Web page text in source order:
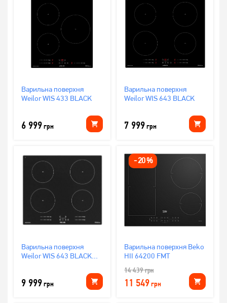
Варильна поверхня
Weilor WIS 433 BLACK
6 999грн
Варильна поверхня
Weilor WIS 643 BLACK
7 999грн
Варильна поверхня
Weilor WIS 643 BLACK
9 999грн
-20%
Варильна поверхня Beko
HII 64200 FMT
14 439грн
11 549грн